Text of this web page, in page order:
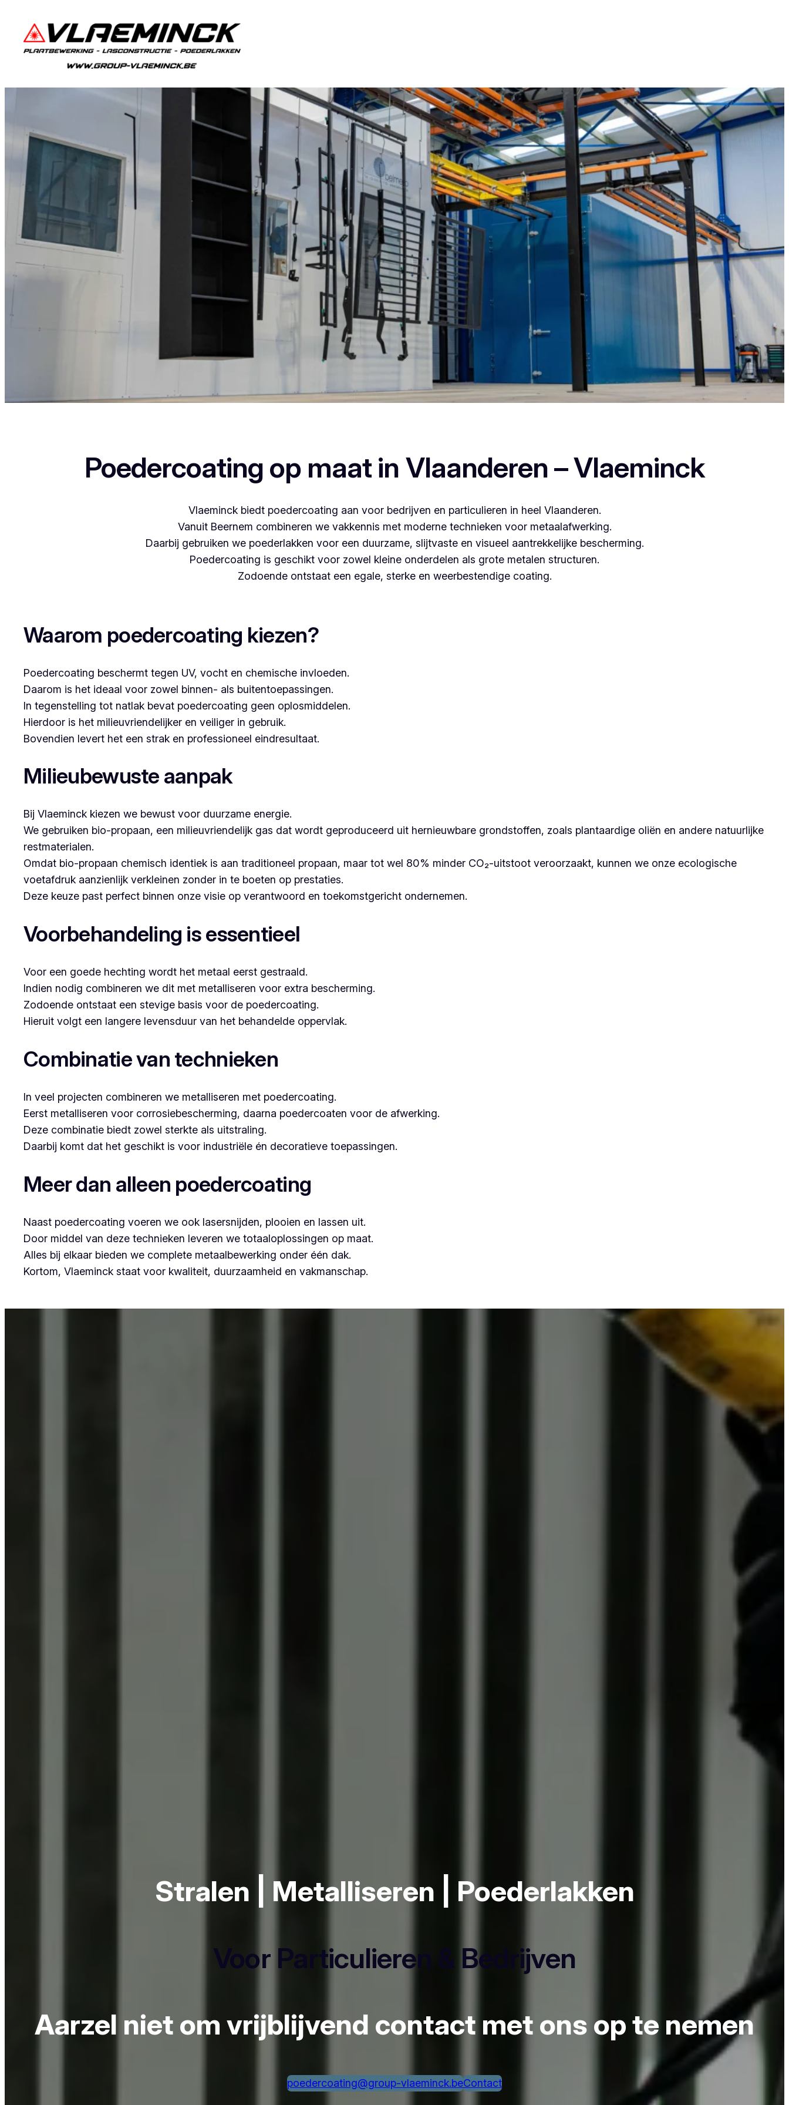
Poedercoating op maat in Vlaanderen – Vlaeminck
Vlaeminck biedt poedercoating aan voor bedrijven en particulieren in heel Vlaanderen.
Vanuit Beernem combineren we vakkennis met moderne technieken voor metaalafwerking.
Daarbij gebruiken we poederlakken voor een duurzame, slijtvaste en visueel aantrekkelijke bescherming.
Poedercoating is geschikt voor zowel kleine onderdelen als grote metalen structuren.
Zodoende ontstaat een egale, sterke en weerbestendige coating.
Waarom poedercoating kiezen?
Poedercoating beschermt tegen UV, vocht en chemische invloeden.
Daarom is het ideaal voor zowel binnen- als buitentoepassingen.
In tegenstelling tot natlak bevat poedercoating geen oplosmiddelen.
Hierdoor is het milieuvriendelijker en veiliger in gebruik.
Bovendien levert het een strak en professioneel eindresultaat.
Milieubewuste aanpak
Bij Vlaeminck kiezen we bewust voor duurzame energie.
We gebruiken bio-propaan, een milieuvriendelijk gas dat wordt geproduceerd uit hernieuwbare grondstoffen, zoals plantaardige oliën en andere natuurlijke
restmaterialen.
Omdat bio-propaan chemisch identiek is aan traditioneel propaan, maar tot wel 80% minder CO₂-uitstoot veroorzaakt, kunnen we onze ecologische
voetafdruk aanzienlijk verkleinen zonder in te boeten op prestaties.
Deze keuze past perfect binnen onze visie op verantwoord en toekomstgericht ondernemen.
Voorbehandeling is essentieel
Voor een goede hechting wordt het metaal eerst gestraald.
Indien nodig combineren we dit met metalliseren voor extra bescherming.
Zodoende ontstaat een stevige basis voor de poedercoating.
Hieruit volgt een langere levensduur van het behandelde oppervlak.
Combinatie van technieken
In veel projecten combineren we metalliseren met poedercoating.
Eerst metalliseren voor corrosiebescherming, daarna poedercoaten voor de afwerking.
Deze combinatie biedt zowel sterkte als uitstraling.
Daarbij komt dat het geschikt is voor industriële én decoratieve toepassingen.
Meer dan alleen poedercoating
Naast poedercoating voeren we ook lasersnijden, plooien en lassen uit.
Door middel van deze technieken leveren we totaaloplossingen op maat.
Alles bij elkaar bieden we complete metaalbewerking onder één dak.
Kortom, Vlaeminck staat voor kwaliteit, duurzaamheid en vakmanschap.
Stralen | Metalliseren | Poederlakken
Voor Particulieren & Bedrijven
Aarzel niet om vrijblijvend contact met ons op te nemen
poedercoating@group-vlaeminck.beContact